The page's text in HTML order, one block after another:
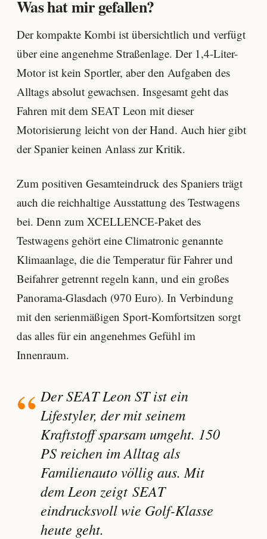
Was hat mir gefallen?
Der kompakte Kombi ist übersichtlich und verfügt
über eine angenehme Straßenlage. Der 1,4-Liter-
Motor ist kein Sportler, aber den Aufgaben des
Alltags absolut gewachsen. Insgesamt geht das
Fahren mit dem SEAT Leon mit dieser
Motorisierung leicht von der Hand. Auch hier gibt
der Spanier keinen Anlass zur Kritik.
Zum positiven Gesamteindruck des Spaniers trägt
auch die reichhaltige Ausstattung des Testwagens
bei. Denn zum XCELLENCE-Paket des
Testwagens gehört eine Climatronic genannte
Klimaanlage, die die Temperatur für Fahrer und
Beifahrer getrennt regeln kann, und ein großes
Panorama-Glasdach (970 Euro). In Verbindung
mit den serienmäßigen Sport-Komfortsitzen sorgt
das alles für ein angenehmes Gefühl im
Innenraum.
Der SEAT Leon ST ist ein
Lifestyler, der mit seinem
Kraftstoff sparsam umgeht. 150
PS reichen im Alltag als
Familienauto völlig aus. Mit
dem Leon zeigt SEAT
eindrucksvoll wie Golf-Klasse
heute geht.